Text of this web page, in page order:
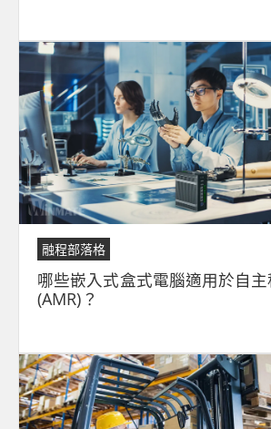
融程部落格
哪些嵌入式盒式電腦適用於自
(AMR)？